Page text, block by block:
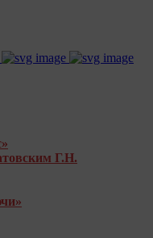
Г.Н.